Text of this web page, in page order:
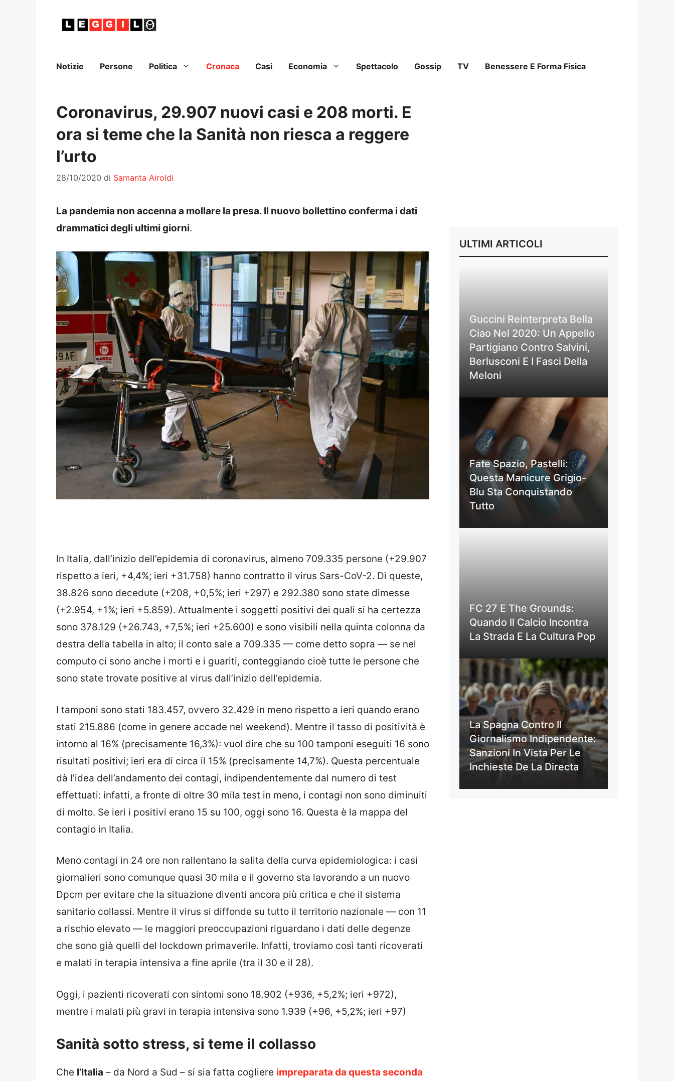
Notizie Persone Politica Cronaca Casi Economia Spettacolo Gossip TV Benessere E Forma Fisica
Coronavirus, 29.907 nuovi casi e 208 morti. E
ora si teme che la Sanità non riesca a reggere
l’urto
28/10/2020 di Samanta Airoldi
La pandemia non accenna a mollare la presa. Il nuovo bollettino conferma i dati
drammatici degli ultimi giorni.
In Italia, dall’inizio dell’epidemia di coronavirus, almeno 709.335 persone (+29.907
rispetto a ieri, +4,4%; ieri +31.758) hanno contratto il virus Sars-CoV-2. Di queste,
38.826 sono decedute (+208, +0,5%; ieri +297) e 292.380 sono state dimesse
(+2.954, +1%; ieri +5.859). Attualmente i soggetti positivi dei quali si ha certezza
sono 378.129 (+26.743, +7,5%; ieri +25.600) e sono visibili nella quinta colonna da
destra della tabella in alto; il conto sale a 709.335 — come detto sopra — se nel
computo ci sono anche i morti e i guariti, conteggiando cioè tutte le persone che
sono state trovate positive al virus dall’inizio dell’epidemia.
I tamponi sono stati 183.457, ovvero 32.429 in meno rispetto a ieri quando erano
stati 215.886 (come in genere accade nel weekend). Mentre il tasso di positività è
intorno al 16% (precisamente 16,3%): vuol dire che su 100 tamponi eseguiti 16 sono
risultati positivi; ieri era di circa il 15% (precisamente 14,7%). Questa percentuale
dà l’idea dell’andamento dei contagi, indipendentemente dal numero di test
effettuati: infatti, a fronte di oltre 30 mila test in meno, i contagi non sono diminuiti
di molto. Se ieri i positivi erano 15 su 100, oggi sono 16. Questa è la mappa del
contagio in Italia.
Meno contagi in 24 ore non rallentano la salita della curva epidemiologica: i casi
giornalieri sono comunque quasi 30 mila e il governo sta lavorando a un nuovo
Dpcm per evitare che la situazione diventi ancora più critica e che il sistema
sanitario collassi. Mentre il virus si diffonde su tutto il territorio nazionale — con 11
a rischio elevato — le maggiori preoccupazioni riguardano i dati delle degenze
che sono già quelli del lockdown primaverile. Infatti, troviamo così tanti ricoverati
e malati in terapia intensiva a fine aprile (tra il 30 e il 28).
Oggi, i pazienti ricoverati con sintomi sono 18.902 (+936, +5,2%; ieri +972),
mentre i malati più gravi in terapia intensiva sono 1.939 (+96, +5,2%; ieri +97)
Sanità sotto stress, si teme il collasso
Che l’Italia – da Nord a Sud – si sia fatta cogliere impreparata da questa seconda
ULTIMI ARTICOLI
Guccini Reinterpreta Bella
Ciao Nel 2020: Un Appello
Partigiano Contro Salvini,
Berlusconi E I Fasci Della
Meloni
Fate Spazio, Pastelli:
Questa Manicure Grigio-
Blu Sta Conquistando
Tutto
FC 27 E The Grounds:
Quando Il Calcio Incontra
La Strada E La Cultura Pop
La Spagna Contro Il
Giornalismo Indipendente:
Sanzioni In Vista Per Le
Inchieste De La Directa